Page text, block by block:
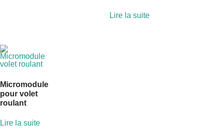
Lire la suite
Micromodule
pour volet
roulant
Lire la suite